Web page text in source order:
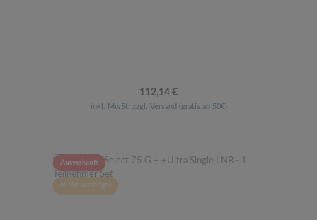
Regulärer Preis:
112,14 €
inkl. MwSt. zzgl. Versand (gratis ab 50€)
Ausverkauft
Nicht vorrätiges